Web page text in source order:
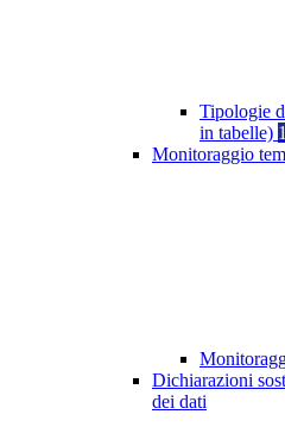
Tipologie
in tabelle) 1
Monitoraggio
Dichiarazioni
dei dati